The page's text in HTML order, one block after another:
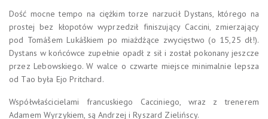
Dość mocne tempo na ciężkim torze narzucił Dystans, którego na
prostej bez kłopotów wyprzedził finiszujący Caccini, zmierzający
pod Tomášem Lukáškiem po miażdżące zwycięstwo (o 15,25 dł!).
Dystans w końcówce zupełnie opadł z sił i został pokonany jeszcze
przez Lebowskiego. W walce o czwarte miejsce minimalnie lepsza
od Tao była Ejo Pritchard.
Współwłaścicielami francuskiego Cacciniego, wraz z trenerem
Adamem Wyrzykiem, są Andrzej i Ryszard Zielińscy.